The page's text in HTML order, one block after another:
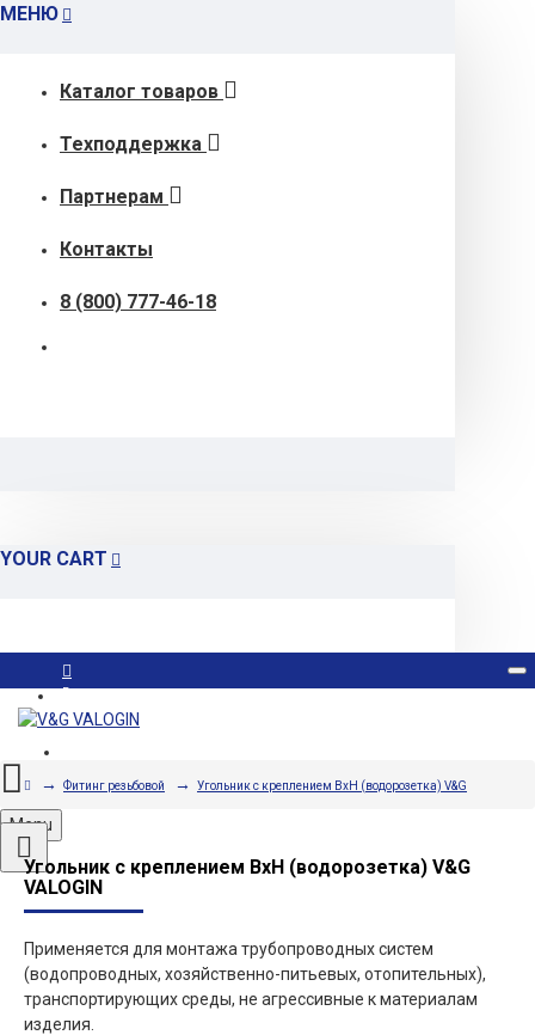
МЕНЮ
Каталог товаров
Техподдержка
Партнерам
Контакты
8 (800) 777-46-18
YOUR CART
Вход
Menu
Фитинг резьбовой Угольник с креплением ВxН (водорозетка) V&G
Угольник с креплением ВxН (водорозетка) V&G
VALOGIN
Применяется для монтажа трубопроводных систем
(водопроводных, хозяйственно-питьевых, отопительных),
транспортирующих среды, не агрессивные к материалам
изделия.